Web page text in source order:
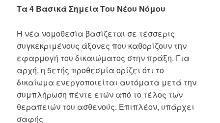
Τα 4 Βασικά Σημεία Του Νέου Νόμου
Η νέα νομοθεσία βασίζεται σε τέσσερις
συγκεκριμένους άξονες που καθορίζουν την
εφαρμογή του δικαιώματος στην πράξη. Για
αρχή, η 5ετής προθεσμία ορίζει ότι το
δικαίωμα ενεργοποιείται αυτόματα μετά την
συμπλήρωση πέντε ετών από το τέλος των
θεραπειών του ασθενούς. Επιπλέον, υπάρχει
σαφής